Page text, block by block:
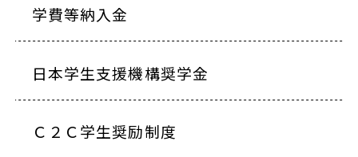
学費等納入金
日本学生支援機構奨学金
Ｃ２Ｃ学生奨励制度